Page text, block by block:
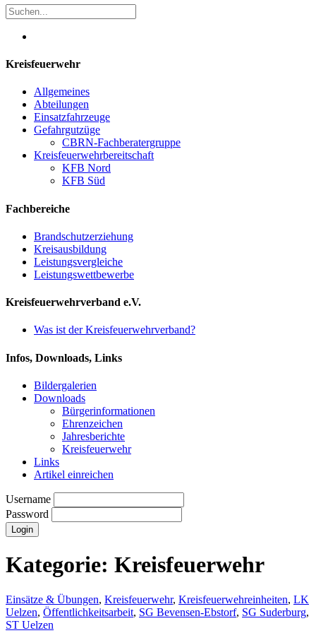
Kreisfeuerwehr
Allgemeines
Abteilungen
Einsatzfahrzeuge
Gefahrgutzüge
CBRN-Fachberatergruppe
Kreisfeuerwehrbereitschaft
KFB Nord
KFB Süd
Fachbereiche
Brandschutzerziehung
Kreisausbildung
Leistungsvergleiche
Leistungswettbewerbe
Kreisfeuerwehrverband e.V.
Was ist der Kreisfeuerwehrverband?
Infos, Downloads, Links
Bildergalerien
Downloads
Bürgerinformationen
Ehrenzeichen
Jahresberichte
Kreisfeuerwehr
Links
Artikel einreichen
Username
Password
Kategorie: Kreisfeuerwehr
Einsätze & Übungen, Kreisfeuerwehr, Kreisfeuerwehreinheiten, LK
Uelzen, Öffentlichkeitsarbeit, SG Bevensen-Ebstorf, SG Suderburg,
ST Uelzen